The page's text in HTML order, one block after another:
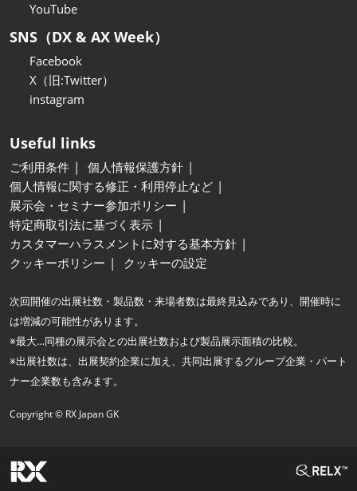
YouTube
SNS（DX & AX Week）
Facebook
X（旧:Twitter）
instagram
Useful links
ご利用条件
個人情報保護方針
個人情報に関する修正・利用停止など
展示会・セミナー参加ポリシー
特定商取引法に基づく表示
カスタマーハラスメントに対する基本方針
クッキーポリシー
クッキーの設定
次回開催の出展社数・製品数・来場者数は最終見込みであり、開催時に
は増減の可能性があります。
※最大…同種の展示会との出展社数および製品展示面積の比較。
※出展社数は、出展契約企業に加え、共同出展するグループ企業・パート
ナー企業数も含みます。
Copyright © RX Japan GK